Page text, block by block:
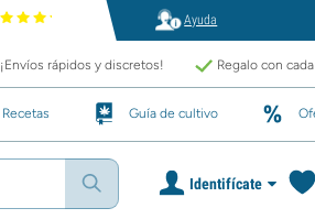
Ayuda
¡Envíos rápidos y discretos! Regalo con
Recetas Guía de cultivo
Identifícate